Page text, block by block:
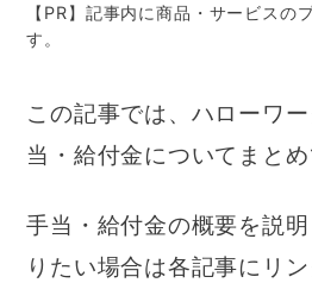
【PR】記事内に商品・サービスの
す。
この記事では、ハローワ
当・給付金についてまとめ
手当・給付金の概要を説
りたい場合は各記事にリ